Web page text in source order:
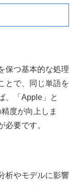
保つ基本的な処理
とで、同じ単語を
、「Apple」と
度が向上しま
要です。
析やモデルに影響